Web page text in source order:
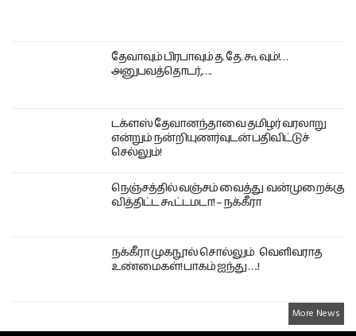
தேவாவும் பிரபாவும் த. தே. கூ வும்!…
அனுபவத்தொடர்,….
டக்ளஸ் தேவானந்தாவை தமிழர் வரலாறு
என்றும் நன்றியுணர்வுடன் பதிவிட்டுச்
செல்லும்!
நெஞ்சத்தில் வஞ்சம் வைத்து வன்முறைக்கு
வித்திட்ட கூட்டமடா! – நக்கீரா
நக்கீரா முகநூல் சொல்லும் வெளிவராத
உண்மைகள்! பாகம் ஐந்து ….!
More News